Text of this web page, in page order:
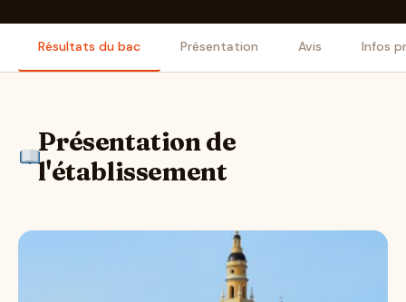
Résultats du bac Présentation Avis Infos
Présentation de
l'établissement